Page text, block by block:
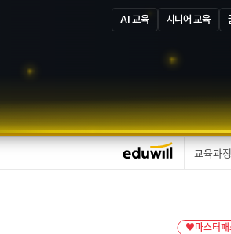
AI 교육 시니어 교육
교육과정
♥마스터